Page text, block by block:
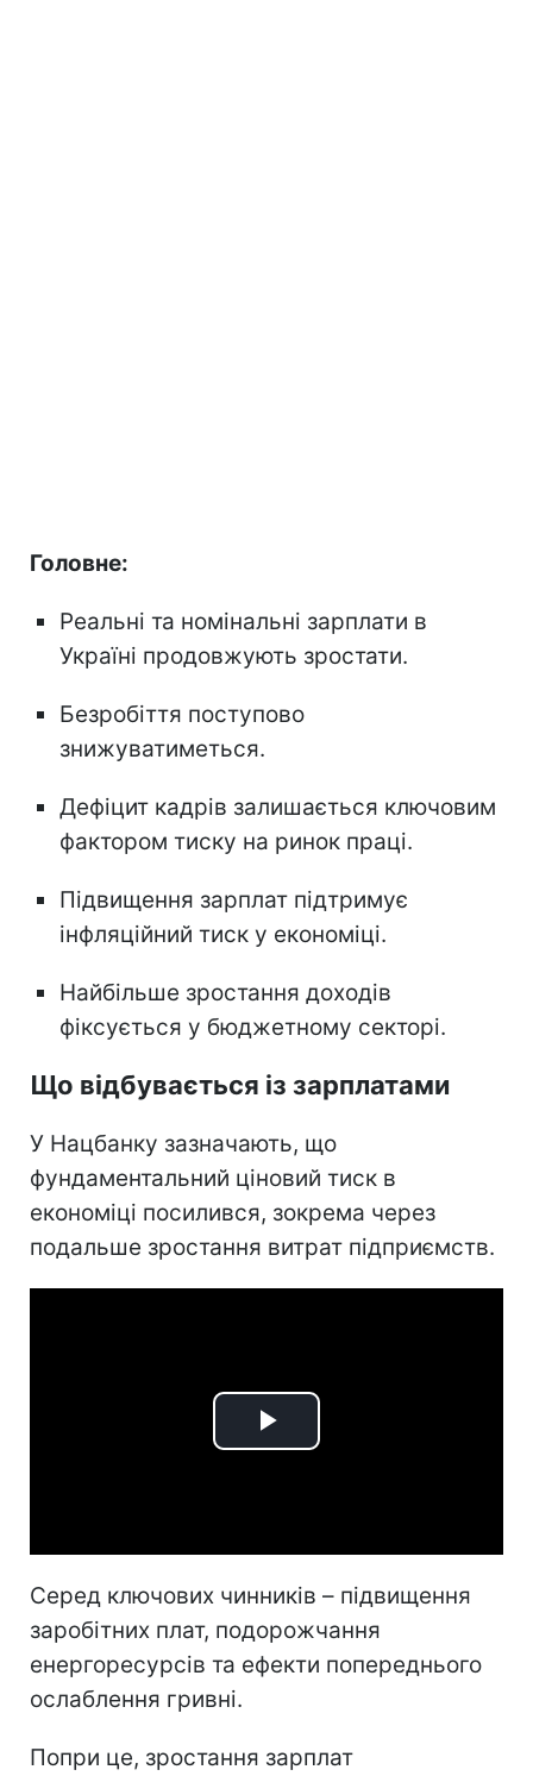
Головне:
Реальні та номінальні зарплати в
Україні продовжують зростати.
Безробіття поступово
знижуватиметься.
Дефіцит кадрів залишається ключовим
фактором тиску на ринок праці.
Підвищення зарплат підтримує
інфляційний тиск у економіці.
Найбільше зростання доходів
фіксується у бюджетному секторі.
Що відбувається із зарплатами
У Нацбанку зазначають, що
фундаментальний ціновий тиск в
економіці посилився, зокрема через
подальше зростання витрат підприємств.
Play
Серед ключових чинників – підвищення
заробітних плат, подорожчання
енергоресурсів та ефекти попереднього
ослаблення гривні.
Попри це, зростання зарплат